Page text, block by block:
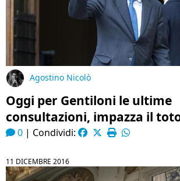
Agostino Nicolò
Oggi per Gentiloni le ultime
consultazioni, impazza il
0 | Condividi:
11 DICEMBRE 2016